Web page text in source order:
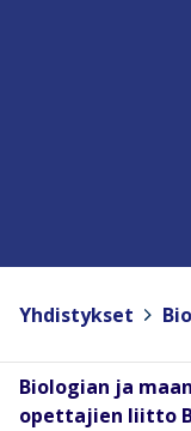
Yhdistykset
Biologian ja
opettajien liitto